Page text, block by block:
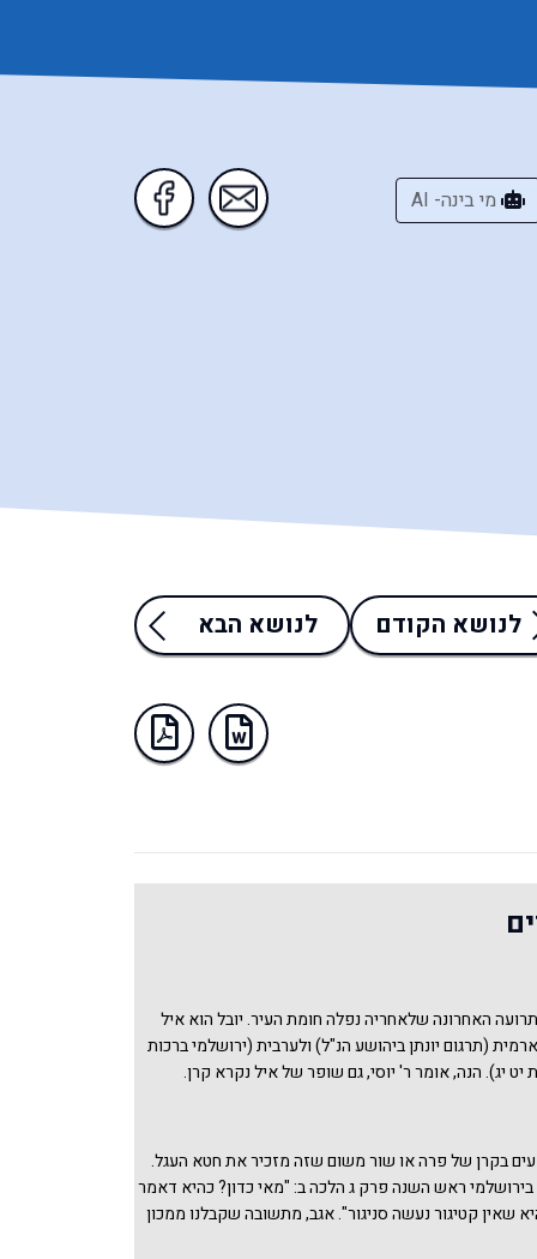
מי בינה- AI
לנושא הבא לנושא הקודם
האחרונה שלאחריה נפלה חומת העיר. יובל הוא איל
(תרגום יונתן ביהושע הנ"ל) ולערבית (ירושלמי ברכות
יג). הנה, אומר ר' יוסי, גם שופר של איל נקרא קרן.
בקרן של פרה או שור משום שזה מזכיר את חטא העגל.
ראש השנה פרק ג הלכה ב: "מאי כדון? כהיא דאמר
שאין קטיגור נעשה סניגור". אגב, מתשובה שקבלנו ממכון